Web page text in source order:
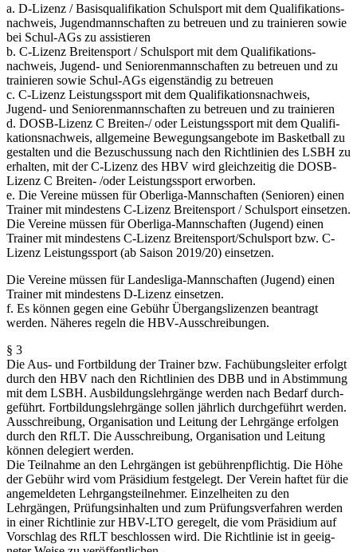
a. D-Lizenz / Basis­qua­li­fi­kation Schul­sport mit dem Quali­fi­ka­ti­ons­
nachweis, Jugend­mann­schaften zu betreuen und zu trainieren sowie
bei Schul-AGs zu assistieren
b. C-Lizenz Breiten­sport / Schul­sport mit dem Quali­fi­ka­ti­ons­
nachweis, Jugend- und Senio­ren­mann­schaften zu betreuen und zu
trainieren sowie Schul-AGs eigen­ständig zu betreuen
c. C-Lizenz Leistungs­sport mit dem Quali­fi­ka­ti­ons­nachweis,
Jugend- und Senio­ren­mann­schaften zu betreuen und zu trainieren
d. DOSB-Lizenz C Breiten-/ oder Leistungs­sport mit dem Quali­fi­
ka­ti­ons­nachweis, allge­meine Bewegungs­an­gebote im Basketball zu
gestalten und die Bezuschussung nach den Richt­linien des LSBH zu
erhalten, mit der C-Lizenz des HBV wird gleich­zeitig die DOSB-
Lizenz C Breiten- /oder Leistungs­sport erworben.
e. Die Vereine müssen für Oberliga-Mannschaften (Senioren) einen
Trainer mit mindestens C-Lizenz Breiten­sport / Schul­sport einsetzen.
Die Vereine müssen für Oberliga-Mannschaften (Jugend) einen
Trainer mit mindestens C-Lizenz Breitensport/Schulsport bzw. C-
Lizenz Leistungs­sport (ab Saison 2019/20) einsetzen.
Die Vereine müssen für Landesliga-Mannschaften (Jugend) einen
Trainer mit mindestens D-Lizenz einsetzen.
f. Es können gegen eine Gebühr Übergangs­li­zenzen beantragt
werden. Näheres regeln die HBV-Ausschreibungen.
§ 3
Die Aus- und Fortbildung der Trainer bzw. Fachübungs­leiter erfolgt
durch den HBV nach den Richt­linien des DBB und in Abstimmung
mit dem LSBH. Ausbil­dungs­lehr­gänge werden nach Bedarf durch­
ge­führt. Fortbil­dungs­lehr­gänge sollen jährlich durch­ge­führt werden.
Ausschreibung, Organi­sation und Leitung der Lehrgänge erfolgen
durch den RfLT. Die Ausschreibung, Organi­sation und Leitung
können delegiert werden.
Die Teilnahme an den Lehrgängen ist gebüh­ren­pflichtig. Die Höhe
der Gebühr wird vom Präsidium festgelegt. Der Verein haftet für die
angemel­deten Lehrgangs­teil­nehmer. Einzel­heiten zu den
Lehrgängen, Prüfungs­in­halten und zum Prüfungs­ver­fahren werden
in einer Richt­linie zur HBV-LTO geregelt, die vom Präsidium auf
Vorschlag des RfLT beschlossen wird. Die Richt­linie ist in geeig­